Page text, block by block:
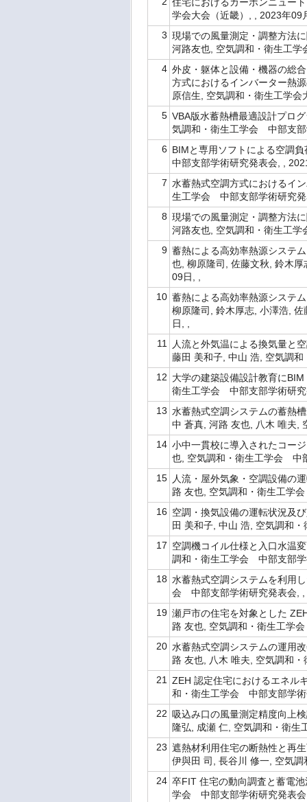
学会大会（近畿）, , 2023年09
3 現場での風量測定・調整方法
河路友也, 空気調和・衛生工
4 外皮・躯体と設備・機器の総
方式におけるインバーター熱
原信生, 空気調和・衛生工学
5 VBA版水蓄熱槽最適設計プロ
気調和・衛生工学会 中部支
6 BIMと専用ソフトによる空調
中部支部学術研究発表会, ,
7 水蓄熱式空調方式におけるイ
生工学会 中部支部学術研究
8 現場での風量測定・調整方法
河路友也, 空気調和・衛生工
9 蓄熱による高効率熱源システ
也, 柳原隆司, 佐藤文秋, 鈴木
09日, ,
10 蓄熱による高効率熱源システ
柳原隆司, 鈴木厚志, 小澤浩,
日, ,
11
人流と外気温による換気量と
藤田 美和子, 中山 浩, 空気調
12 大学の建築設備設計教育に
衛生工学会 中部支部学術研
13 水蓄熱式空調システムの蓄熱
中 蒼真, 河路 友也, 八木 唯夫
14 小中一貫校に導入されたコー
也, 空気調和・衛生工学会 中
15
人流・屋外気象・空調設備の
路 友也, 空気調和・衛生工学
16 空調・換気設備の運転状況及
田 美和子, 中山 浩, 空気調和
17 空調機コイル仕様と入口水温
調和・衛生工学会 中部支部
18 水蓄熱式空調システムを利用
会 中部支部学術研究発表会,
19 瀬戸市の住宅を対象とした
路 友也, 空気調和・衛生工学
20 水蓄熱式空調システムの運用
路 友也, 八木 唯夫, 空気調和
21
ZEH 認定住宅におけるエネル
和・衛生工学会 中部支部学
22 吸込み口の風量測定精度向上
隆弘, 成瀬 仁, 空気調和・衛
23 遮熱材利用住宅の断熱性と再
伊與田 司, 長谷川 修一, 空気
24 卒FIT 住宅の動向調査と蓄電
学会 中部支部学術研究発表